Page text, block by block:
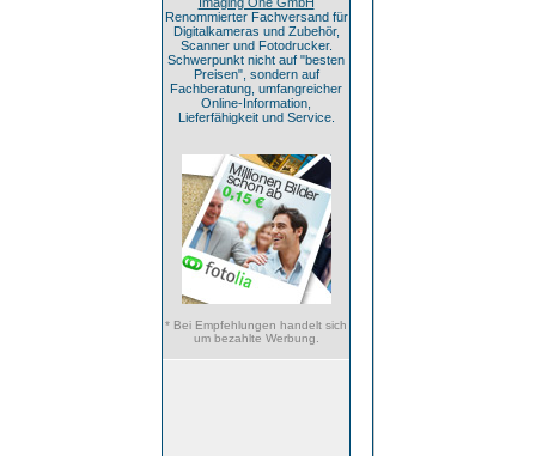
Renommierter Fachversand für
Digitalkameras und Zubehör,
Scanner und Fotodrucker.
Schwerpunkt nicht auf "besten
Preisen", sondern auf
Fachberatung, umfangreicher
Online-Information,
Lieferfähigkeit und Service.
* Bei Empfehlungen handelt sich
um bezahlte Werbung.